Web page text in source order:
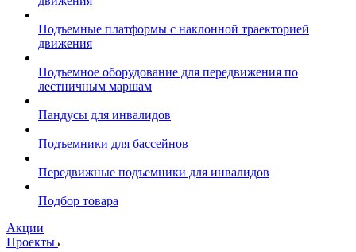
Подъемные платформы с наклонной траекторией
движения
Подъемное оборудование для передвижения по
лестничным маршам
Пандусы для инвалидов
Подъемники для бассейнов
Передвижные подъемники для инвалидов
Подбор товара
Акции
Проекты